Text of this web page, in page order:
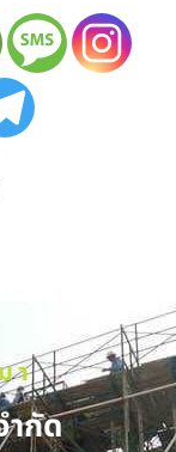
า
กัด